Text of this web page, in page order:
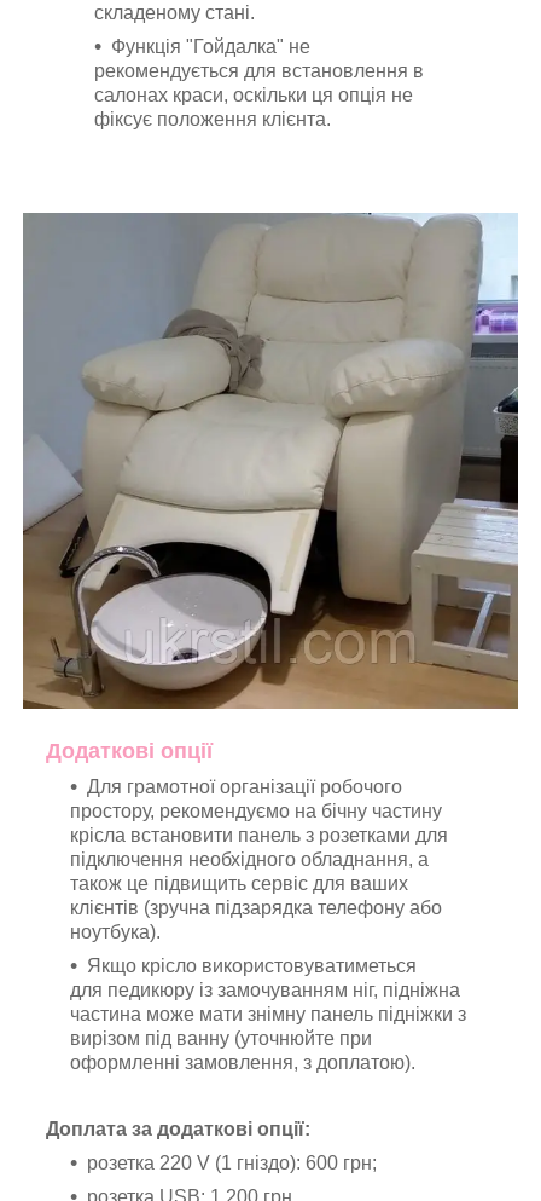
складеному стані.
Функція "Гойдалка" не
рекомендується для встановлення в
салонах краси, оскільки ця опція не
фіксує положення клієнта.
Додаткові опції
Для грамотної організації робочого
простору, рекомендуємо на бічну частину
крісла встановити панель з розетками для
підключення необхідного обладнання, а
також це підвищить сервіс для ваших
клієнтів (зручна підзарядка телефону або
ноутбука).
Якщо крісло використовуватиметься
для педикюру із замочуванням ніг, підніжна
частина може мати знімну панель підніжки з
вирізом під ванну (уточнюйте при
оформленні замовлення, з доплатою).
Доплата за додаткові опції:
розетка 220 V (1 гніздо): 600 грн;
розетка USB: 1 200 грн.